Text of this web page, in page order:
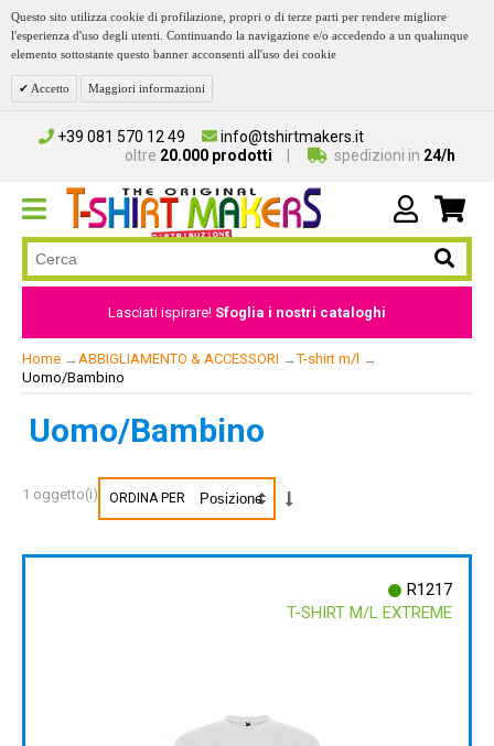
Questo sito utilizza cookie di profilazione, propri o di terze parti per rendere migliore
l'esperienza d'uso degli utenti. Continuando la navigazione e/o accedendo a un qualunque
elemento sottostante questo banner acconsenti all'uso dei cookie
Accetto Maggiori informazioni
+39 081 570 12 49
info@tshirtmakers.it
oltre 20.000 prodotti spedizioni in 24/h
Lasciati ispirare! Sfoglia i nostri cataloghi
Home → ABBIGLIAMENTO & ACCESSORI →T-shirt m/l →
Uomo/Bambino
Uomo/Bambino
1 oggetto(i) ORDINA PER
R1217
T-SHIRT M/L EXTREME